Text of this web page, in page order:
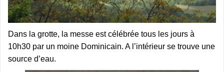
Dans la grotte, la messe est célébrée tous les jours à
10h30 par un moine Dominicain. A l’intérieur se trouve une
source d’eau.